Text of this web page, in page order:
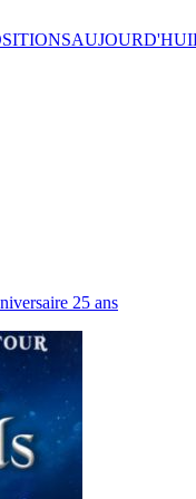
AUJOURD'HUI
25 ans